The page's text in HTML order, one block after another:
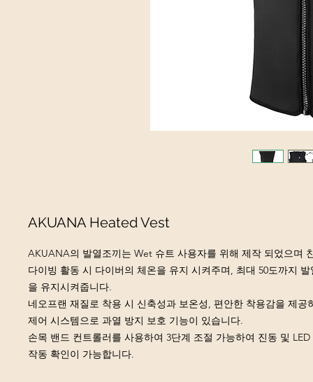
AKUANA Heated Vest
AKUANA의 발열조끼는 Wet 슈트 사용자를 위해 제작 되었으며
다이빙 활동 시 다이버의 체온을 유지 시켜주며, 최대 50도까지
을 유지시켜줍니다.
네오프랜 재질로 착용 시 신축성과 보온성, 편안한 착용감을 제
제어 시스템으로 과열 방지 보호 기능이 있습니다.
손목 밴드 컨트롤러를 사용하여 3단계 조절 가능하여 진동 및
작동 확인이 가능합니다.